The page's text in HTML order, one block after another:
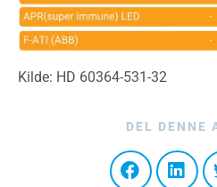
Kilde: HD 60364-531-32
DEL DENNE